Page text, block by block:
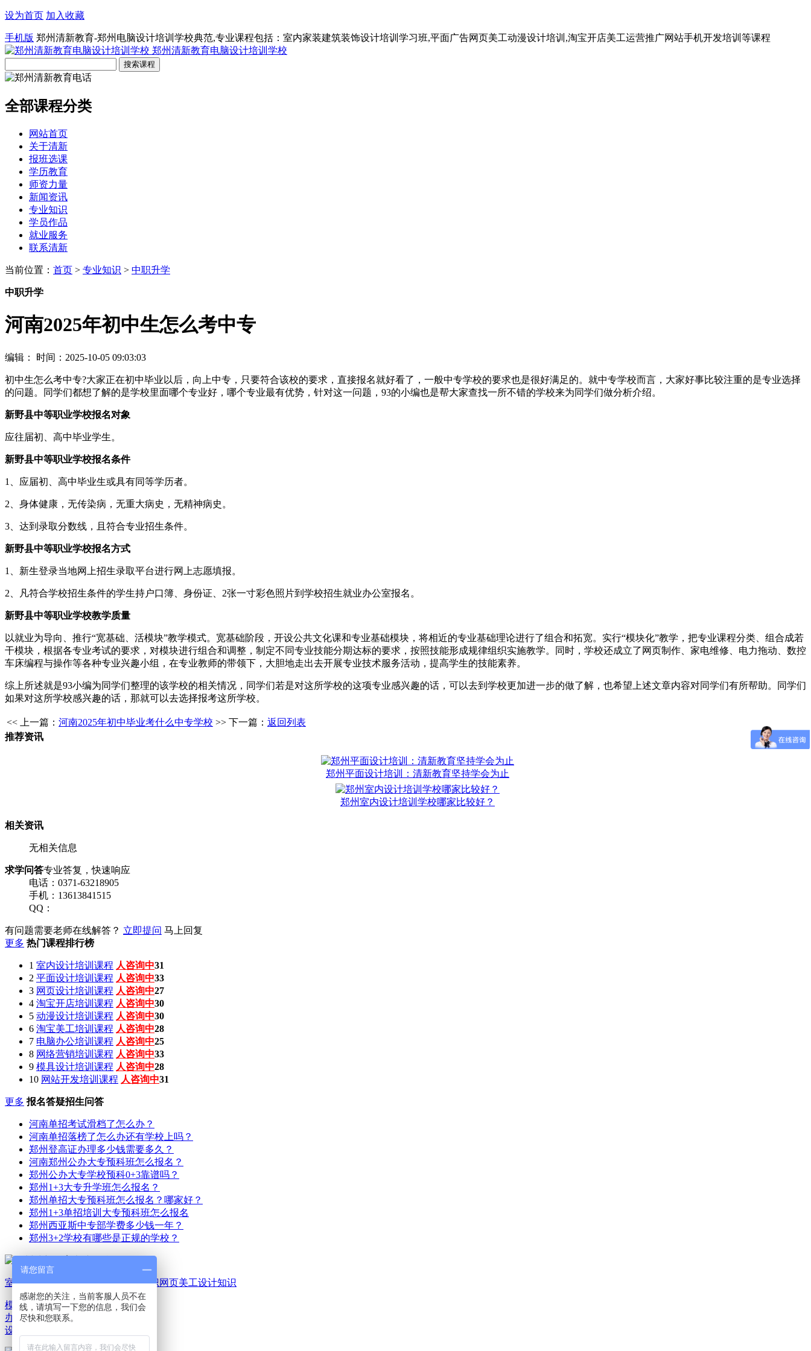
设为首页 加入收藏
手机版 郑州清新教育-郑州电脑设计培训学校典范,专业课程包括：室内家装建筑装饰设计培训学习班,平面广告网页美工动漫设计培训,淘宝开店美工运营推广网站手机开发培训等课程
郑州清新教育电脑设计培训学校
全部课程分类
网站首页
关于清新
报班选课
学历教育
师资力量
新闻资讯
专业知识
学员作品
就业服务
联系清新
当前位置： 首页 > 专业知识 > 中职升学
中职升学
河南2025年初中生怎么考中专
编辑： 时间：2025-10-05 09:03:03
初中生怎么考中专?大家正在初中毕业以后，向上中专，只要符合该校的要求，直接报名就好看了，一般中专学校的要求也是很好满足的。就中专学校而言，大家好事比较注重的是专业选择
的问题。同学们都想了解的是学校里面哪个专业好，哪个专业最有优势，针对这一问题，93的小编也是帮大家查找一所不错的学校来为同学们做分析介绍。
新野县中等职业学校报名对象
应往届初、高中毕业学生。
新野县中等职业学校报名条件
1、应届初、高中毕业生或具有同等学历者。
2、身体健康，无传染病，无重大病史，无精神病史。
3、达到录取分数线，且符合专业招生条件。
新野县中等职业学校报名方式
1、新生登录当地网上招生录取平台进行网上志愿填报。
2、凡符合学校招生条件的学生持户口簿、身份证、2张一寸彩色照片到学校招生就业办公室报名。
新野县中等职业学校教学质量
以就业为导向、推行“宽基础、活模块”教学模式。宽基础阶段，开设公共文化课和专业基础模块，将相近的专业基础理论进行了组合和拓宽。实行“模块化”教学，把专业课程分类、组合成若
干模块，根据各专业考试的要求，对模块进行组合和调整，制定不同专业技能分期达标的要求，按照技能形成规律组织实施教学。同时，学校还成立了网页制作、家电维修、电力拖动、数控
车床编程与操作等各种专业兴趣小组，在专业教师的带领下，大胆地走出去开展专业技术服务活动，提高学生的技能素养。
综上所述就是93小编为同学们整理的该学校的相关情况，同学们若是对这所学校的这项专业感兴趣的话，可以去到学校更加进一步的做了解，也希望上述文章内容对同学们有所帮助。同学们
如果对这所学校感兴趣的话，那就可以去选择报考这所学校。
<< 上一篇： 河南2025年初中毕业考什么中专学校 >> 下一篇： 返回列表
推荐资讯
郑州平面设计培训：清新教育坚持学会为止
郑州室内设计培训学校哪家比较好？
相关资讯
无相关信息
求学问答专业答复，快速响应
电话：0371-63218905
手机：13613841515
QQ：
有问题需要老师在线解答？ 立即提问 马上回复
更多 热门课程排行榜
1 室内设计培训课程 人咨询中30
2 平面设计培训课程 人咨询中29
3 网页设计培训课程 人咨询中26
4 淘宝开店培训课程 人咨询中30
5 动漫设计培训课程 人咨询中32
6 淘宝美工培训课程 人咨询中29
7 电脑办公培训课程 人咨询中25
8 网络营销培训课程 人咨询中28
9 模具设计培训课程 人咨询中28
10 网站开发培训课程 人咨询中32
更多 报名答疑招生问答
河南单招考试滑档了怎么办？
河南单招落榜了怎么办还有学校上吗？
郑州登高证办理多少钱需要多久？
河南郑州公办大专预科班怎么报名？
郑州公办大专学校预科0+3靠谱吗？
郑州1+3大专升学班怎么报名？
郑州单招大专预科班怎么报名？哪家好？
郑州1+3单招培训大专预科班怎么报名
郑州西亚斯中专部学费多少钱一年？
郑州3+2学校有哪些是正规的学校？
室内家装设计知识平面广告设计知识网页美工设计知识
模具机械设计知识电脑
办公文秘知识游戏动漫
设计知识
请您留言
感谢您的关注，当前客服人员不在
线，请填写一下您的信息，我们会
尽快和您联系。